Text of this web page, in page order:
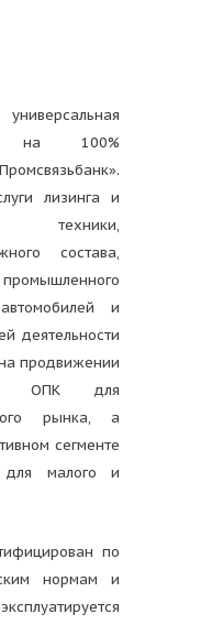
на 100%
лизинга и
техники,
состава,
и
деятельности
продвижении
ОПК для
рынка, а
сегменте
для малого и
по
нормам и